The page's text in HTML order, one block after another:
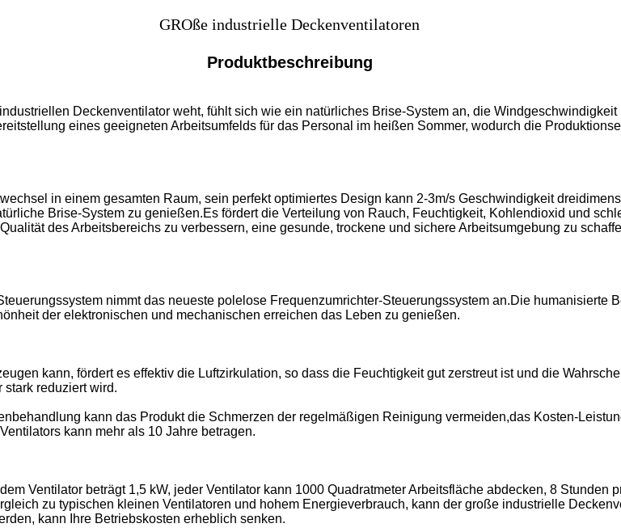
GROße industrielle Deckenventilatoren
Produktbeschreibung
Deckenventilator weht, fühlt sich wie ein natürliches Brise-System an, die
eines geeigneten Arbeitsumfelds für das Personal im heißen Sommer, wodurch die
in einem gesamten Raum, sein perfekt optimiertes Design kann 2-3m/s Geschwindigkeit
Brise-System zu genießen.Es fördert die Verteilung von Rauch, Feuchtigkeit, Kohlendioxid und
des Arbeitsbereichs zu verbessern, eine gesunde, trockene und sichere Arbeitsumgebung zu
nimmt das neueste polelose Frequenzumrichter-Steuerungssystem an.Die humanisierte
der elektronischen und mechanischen erreichen das Leben zu genießen.
kann, fördert es effektiv die Luftzirkulation, so dass die Feuchtigkeit gut zerstreut ist und die
reduziert wird.
kann das Produkt die Schmerzen der regelmäßigen Reinigung vermeiden,das Kosten-
kann mehr als 10 Jahre betragen.
Ventilator beträgt 1,5 kW, jeder Ventilator kann 1000 Quadratmeter Arbeitsfläche abdecken, 8 Stunden
zu typischen kleinen Ventilatoren und hohem Energieverbrauch, kann der große industrielle
kann Ihre Betriebskosten erheblich senken.